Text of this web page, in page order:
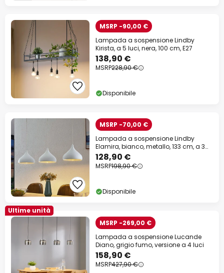
MSRP -90,00 €
Lampada a sospensione Lindby
Kirista, a 5 luci, nera, 100 cm, E27
138,90 €
MSRP228,90 €
Disponibile
MSRP -70,00 €
Lampada a sospensione Lindby
Elamira, bianco, metallo, 133 cm, a 3
luci.
128,90 €
MSRP198,90 €
Disponibile
Ultime unità
MSRP -269,00 €
Lampada a sospensione Lucande
Diano, grigio fumo, versione a 4 luci
158,90 €
MSRP427,90 €